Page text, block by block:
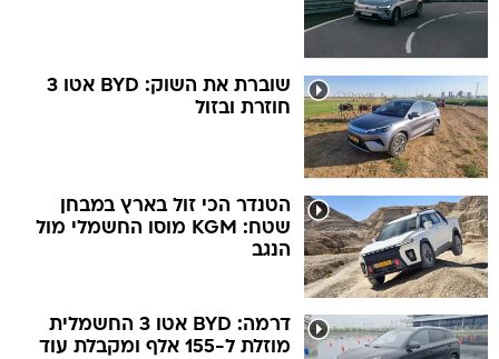
שוברת את השוק: BYD אטו 3
חוזרת ובזול
הטנדר הכי זול בארץ במבחן
שטח: KGM מוסו החשמלי מול
הנגב
דרמה: BYD אטו 3 החשמלית
מוזלת ל-155 אלף ומקבלת עוד